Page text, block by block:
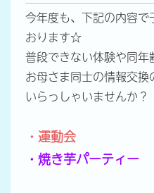
今年度も、下記の内容
おります☆
普段できない体験や同年
お母さま同士の情報交
いらっしゃいませんか？
・運動会 10
・焼き芋パーテ